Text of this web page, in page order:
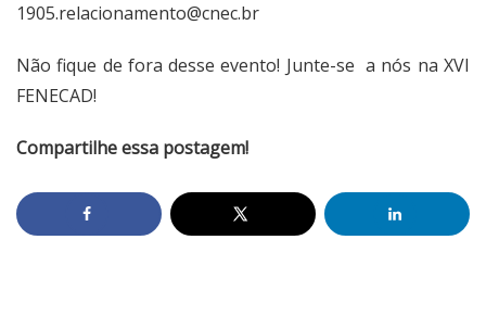
1905.relacionamento@cnec.br
Não fique de fora desse evento! Junte-se a nós na XVI
FENECAD!
Compartilhe essa postagem!